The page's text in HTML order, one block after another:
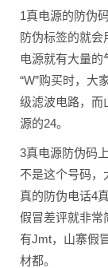
1真电源的防伪
防伪标签的就
电源就有大量的
“W”购买时，大
级滤波电路，而
源的24。
3真电源防伪码
不是这个号码，
真的防伪电话4
假冒差评就非常
有Jmt，山寨假
材都。